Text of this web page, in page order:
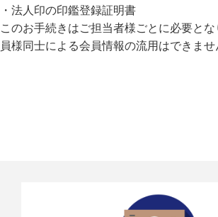
・法人印の印鑑登録証明書
このお手続きはご担当者様ごとに必要と
員様同士による会員情報の流用はできませ